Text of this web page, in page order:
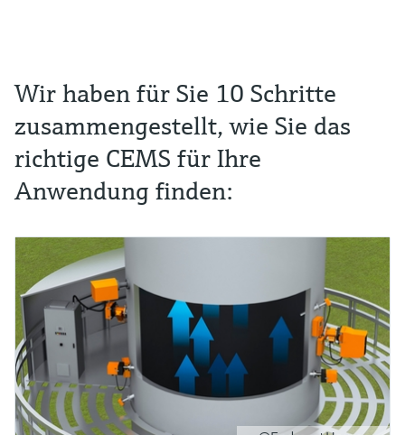
Wir haben für Sie 10 Schritte
zusammengestellt, wie Sie das
richtige CEMS für Ihre
Anwendung finden: